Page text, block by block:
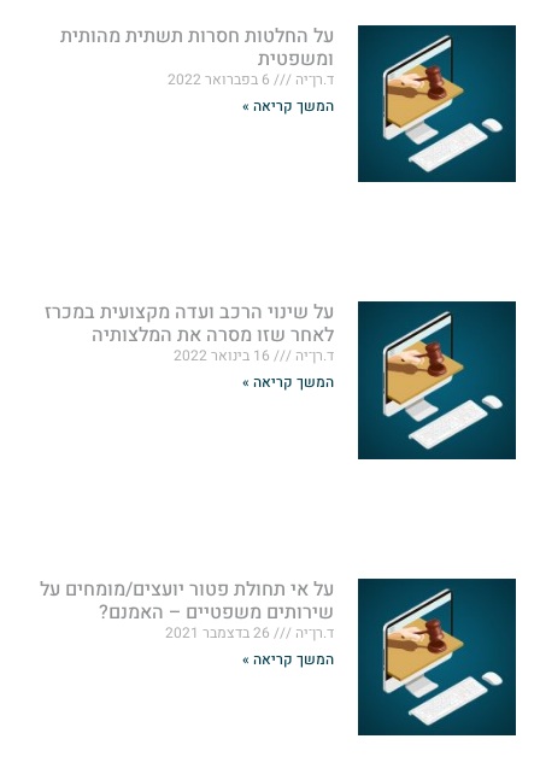
על החלטות חסרות תשתית מהותית
ומשפטית
ד.רן־יה
6 בפברואר 2022
המשך קריאה »
על שינוי הרכב ועדה מקצועית במכרז
לאחר שזו מסרה את המלצותיה
ד.רן־יה
16 בינואר 2022
המשך קריאה »
על אי תחולת פטור יועצים/מומחים על
שירותים משפטיים – האמנם?
ד.רן־יה
26 בדצמבר 2021
המשך קריאה »